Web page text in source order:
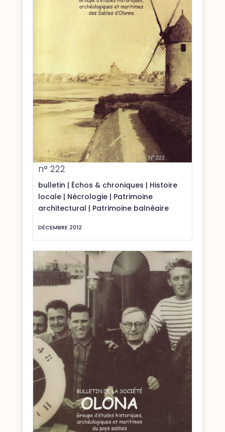
n° 222
bulletin | Échos & chroniques | Histoire
locale| Nécrologie| Patrimoine
architectural | Patrimoine balnéaire
DÉCEMBRE 2012